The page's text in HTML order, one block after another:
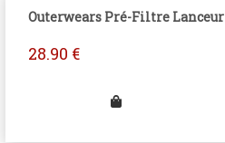
Outerwears Pré-Filtre Lanceur
28.90 €